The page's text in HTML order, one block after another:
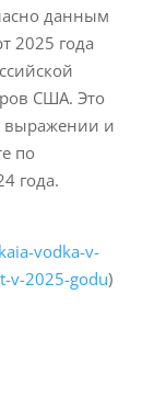
данным
2025 года
США. Это
выражении и
по
года.
vodka-v-
v-2025-godu)